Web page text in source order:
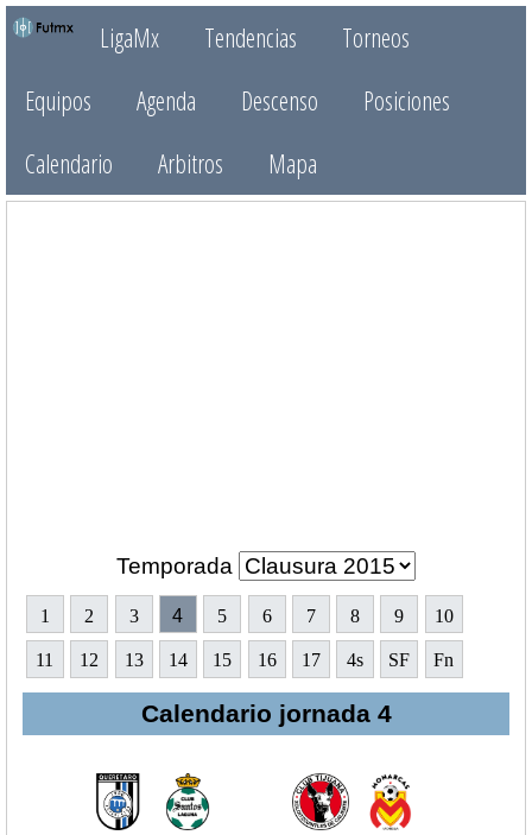
LigaMx Tendencias
Torneos
Equipos
Agenda Descenso
Posiciones
Calendario
Arbitros Mapa
Temporada
1 2 3 4 5 6 7 8 9 10
11 12 13 14 15 16 17 4s SF Fn
Calendario jornada 4